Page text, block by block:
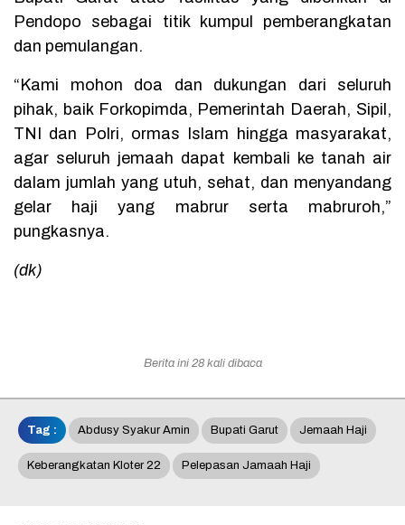
Pendopo sebagai titik kumpul pemberangkatan
dan pemulangan.
“Kami mohon doa dan dukungan dari seluruh
pihak, baik Forkopimda, Pemerintah Daerah, Sipil,
TNI dan Polri, ormas Islam hingga masyarakat,
agar seluruh jemaah dapat kembali ke tanah air
dalam jumlah yang utuh, sehat, dan menyandang
gelar haji yang mabrur serta mabruroh,”
pungkasnya.
(dk)
Berita ini 28 kali dibaca
Tag : Abdusy Syakur Amin Bupati Garut Jemaah Haji
Keberangkatan Kloter 22 Pelepasan Jamaah Haji